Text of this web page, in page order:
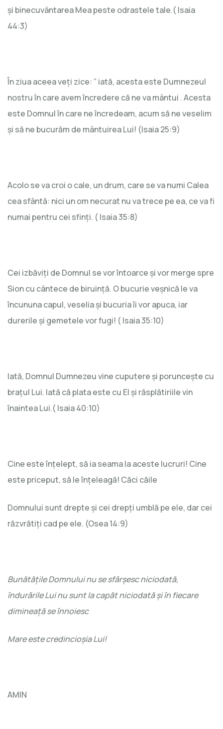
și binecuvântarea Mea peste odrastele tale.( Isaia
44:3)
În ziua aceea veți zice: ” iată, acesta este Dumnezeul
nostru în care avem încredere că ne va mântui . Acesta
este Domnul în care ne încredeam, acum să ne veselim
și să ne bucurăm de mântuirea Lui! (Isaia 25:9)
Acolo se va croi o cale, un drum, care se va numi Calea
cea sfântă: nici un om necurat nu va trece pe ea, ce va fi
numai pentru cei sfinți. ( Isaia 35:8)
Cei izbăviți de Domnul se vor întoarce și vor merge spre
Sion cu cântece de biruință. O bucurie veșnică le va
încununa capul, veselia și bucuria îi vor apuca, iar
durerile și gemetele vor fugi! ( Isaia 35:10)
Iată, Domnul Dumnezeu vine cuputere și poruncește cu
brațul Lui. Iată că plata este cu El și răsplătiriile vin
înaintea Lui.( Isaia 40:10)
Cine este înțelept, să ia seama la aceste lucruri! Cine
este priceput, să le înțeleagă! Căci căile
Domnului sunt drepte și cei drepți umblă pe ele, dar cei
răzvrătiți cad pe ele. (Osea 14:9)
Bunătățile Domnului nu se sfârșesc niciodată,
îndurările Lui nu sunt la capăt niciodată și în fiecare
dimineață se înnoiesc
Mare este credincioșia Lui!
AMIN